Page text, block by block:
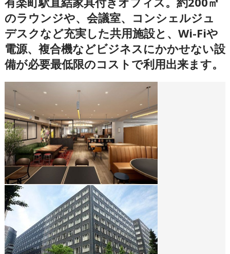
のラウンジや、会議室、コンシェルジュ
デスクなど充実した共用施設と、Wi-Fiや
電源、複合機などビジネスにかかせない設
備が必要最低限のコストで利用出来ます。